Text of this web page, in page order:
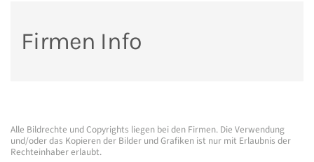
Firmen Info
Alle Bildrechte und Copyrights liegen bei den Firmen. Die Verwendung
und/oder das Kopieren der Bilder und Grafiken ist nur mit Erlaubnis der
Rechteinhaber erlaubt.